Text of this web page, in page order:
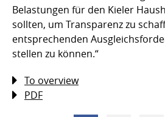
Belastungen für den Kieler
sollten, um Transparenz zu
entsprechenden
stellen zu können.“
To overview
PDF